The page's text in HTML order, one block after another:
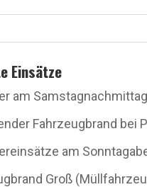
Einsätze
am Samstagnachmittag
Fahrzeugbrand bei
am
Groß